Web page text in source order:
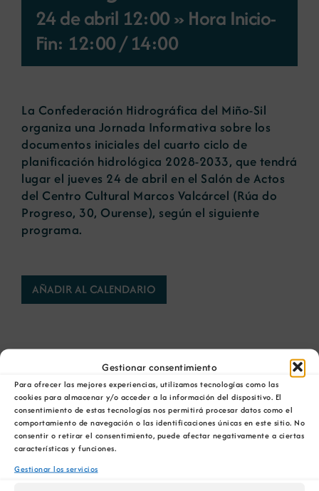
Gestionar consentimiento
Para ofrecer las mejores experiencias, utilizamos tecnologías como las
cookies para almacenar y/o acceder a la información del dispositivo. El
consentimiento de estas tecnologías nos permitirá procesar datos como el
comportamiento de navegación o las identificaciones únicas en este sitio. No
consentir o retirar el consentimiento, puede afectar negativamente a ciertas
características y funciones.
Gestionar los servicios
Noticias
Contacto
24 de abril 12:00 » Hora Inicio-
Fin: 12:00/14:00
La Confederación Hidrográfica del Miño-Sil
organiza una Jornada Informativa sobre los
documentos iniciales del cuarto ciclo de
planificación hidrológica 2028-2033, que tendrá
lugar el jueves 24 de abril en el Salón de Actos
del Centro Cultural Marcos Valcárcel (Rúa do
Progreso, 30, Ourense), según el siguiente
programa.
AÑADIR AL CALENDARIO
Comparta esta información en su red Social
favorita!
Facebook
X BlueskyRedditLinkedInWhatsApp
Telegram
TumblrPinterest